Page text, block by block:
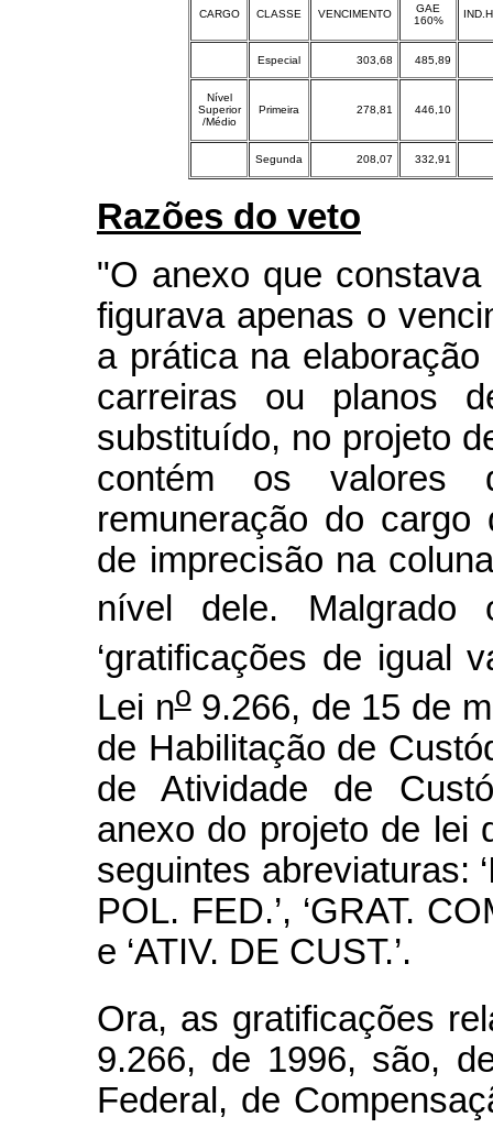
CARGO CLASSE VENCIMENTO
GAE
160%
Especial 303,68 485,89
Nível
Superior
/Médio
Primeira 278,81 446,10
Segunda 208,07 332,91
Razões do veto
"O anexo que
figurava apenas o
a prática na
carreiras ou planos
substituído, no projeto
contém os valores
remuneração do cargo
de imprecisão na
nível dele.
‘gratificações de igual
Lei no9.266, de 15 de
de Habilitação de
de Atividade de
anexo do projeto de lei
seguintes abreviaturas:
POL. FED.’, ‘GRAT.
e ‘ATIV. DE CUST.’.
Ora, as gratificações
9.266, de 1996, são,
Federal, de